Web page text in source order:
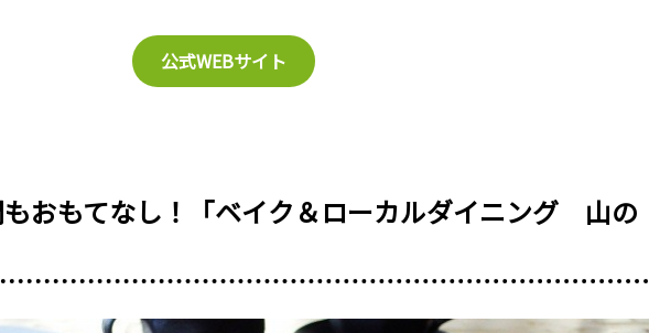
公式WEBサイト
おもてなし！「ベイク＆ローカルダイニング 山の